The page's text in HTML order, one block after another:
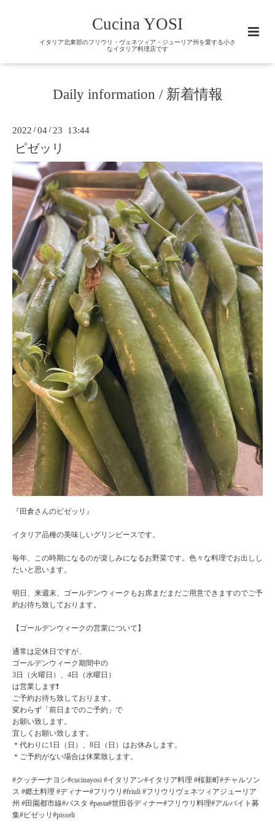
Cucina YOSI
イタリア北東部のフリウリ・ヴェネツィア・ジューリア州を愛する小さ
なイタリア料理店です
Daily information / 新着情報
2022 /04 / 23 13:44
ピゼッリ
『田倉さんのピゼッリ』
イタリア品種の美味しいグリンピースです。
毎年、この時期になるのが楽しみになるお野菜です。色々な料理でお出しし
たいと思います。
明日、来週末、ゴールデンウィークもお席まだまだご用意できますのでご予
約お待ち致しております。
【ゴールデンウィークの営業について】
通常は定休日ですが、
ゴールデンウィーク期間中の
3日（火曜日）、4日（水曜日）
は営業します❗️
ご予約お待ち致しております。
変わらず「前日までのご予約」で
お願い致します。
宜しくお願い致します。
＊代わりに1日（日）、8日（日）はお休みします。
＊ご予約がない場合は休業致します。
#クッチーナヨシ#cucinayosi #イタリアン#イタリア料理 #桜新町#チャルソン
ス #郷土料理 #ディナー#フリウリ#friuli #フリウリヴェネツィアジューリア
州 #田園都市線#パスタ #pasta#世田谷ディナー#フリウリ料理#アルバイト募
集#ピゼッリ#pisseli